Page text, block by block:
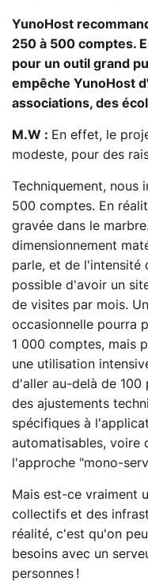
YunoHost
250 à 500 comptes.
pour un outil grand
empêche YunoHost
associations, des
M.W : En effet, le
modeste, pour des
Techniquement, nous
500 comptes. En
gravée dans le
dimensionnement
parle, et de l'intensité
possible d'avoir un
de visites par mois.
occasionnelle pourra
1 000 comptes, mais
une utilisation
d'aller au-delà de 100
des ajustements
spécifiques à
automatisables, voire
l'approche "mono-
Mais est-ce vraiment
collectifs et des
réalité, c'est qu'on
besoins avec un
personnes !